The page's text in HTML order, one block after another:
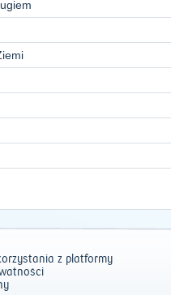
z platformy